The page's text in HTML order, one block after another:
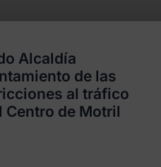
Alcaldía
de las
al tráfico
Centro de Motril